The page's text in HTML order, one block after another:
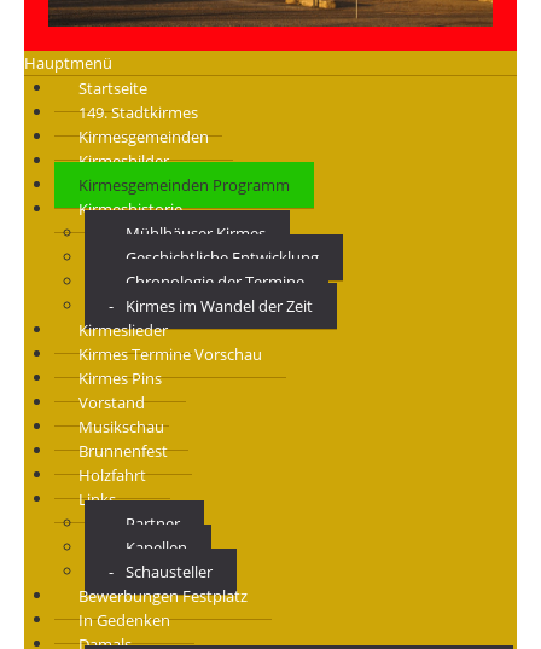
Hauptmenü
Startseite
149. Stadtkirmes
Kirmesgemeinden
Kirmesbilder
Kirmesgemeinden Programm
Kirmeshistorie
Mühlhäuser Kirmes
Geschichtliche Entwicklung
Chronologie der Termine
Kirmes im Wandel der Zeit
Kirmeslieder
Kirmes Termine Vorschau
Kirmes Pins
Vorstand
Musikschau
Brunnenfest
Holzfahrt
Links
Partner
Kapellen
Schausteller
Bewerbungen Festplatz
In Gedenken
Damals